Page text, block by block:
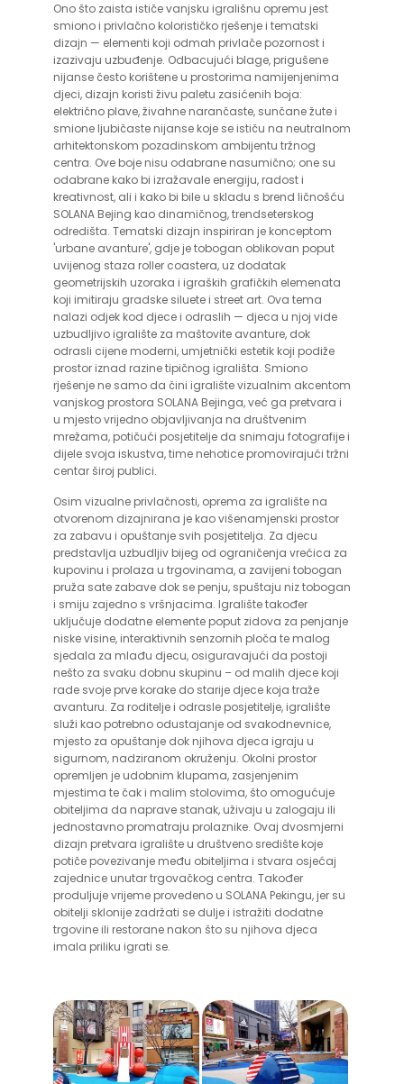
Ono što zaista ističe vanjsku igrališnu opremu jest
smiono i privlačno kolorističko rješenje i tematski
dizajn — elementi koji odmah privlače pozornost i
izazivaju uzbuđenje. Odbacujući blage, prigušene
nijanse često korištene u prostorima namijenjenima
djeci, dizajn koristi živu paletu zasićenih boja:
električno plave, živahne narančaste, sunčane žute i
smione ljubičaste nijanse koje se ističu na neutralnom
arhitektonskom pozadinskom ambijentu tržnog
centra. Ove boje nisu odabrane nasumično; one su
odabrane kako bi izražavale energiju, radost i
kreativnost, ali i kako bi bile u skladu s brend ličnošću
SOLANA Bejing kao dinamičnog, trendseterskog
odredišta. Tematski dizajn inspiriran je konceptom
'urbane avanture', gdje je tobogan oblikovan poput
uvijenog staza roller coastera, uz dodatak
geometrijskih uzoraka i igraških grafičkih elemenata
koji imitiraju gradske siluete i street art. Ova tema
nalazi odjek kod djece i odraslih — djeca u njoj vide
uzbudljivo igralište za maštovite avanture, dok
odrasli cijene moderni, umjetnički estetik koji podiže
prostor iznad razine tipičnog igrališta. Smiono
rješenje ne samo da čini igralište vizualnim akcentom
vanjskog prostora SOLANA Bejinga, već ga pretvara i
u mjesto vrijedno objavljivanja na društvenim
mrežama, potičući posjetitelje da snimaju fotografije i
dijele svoja iskustva, time nehotice promovirajući tržni
centar široj publici.
Osim vizualne privlačnosti, oprema za igralište na
otvorenom dizajnirana je kao višenamjenski prostor
za zabavu i opuštanje svih posjetitelja. Za djecu
predstavlja uzbudljiv bijeg od ograničenja vrećica za
kupovinu i prolaza u trgovinama, a zavijeni tobogan
pruža sate zabave dok se penju, spuštaju niz tobogan
i smiju zajedno s vršnjacima. Igralište također
uključuje dodatne elemente poput zidova za penjanje
niske visine, interaktivnih senzornih ploča te malog
sjedala za mlađu djecu, osiguravajući da postoji
nešto za svaku dobnu skupinu – od malih djece koji
rade svoje prve korake do starije djece koja traže
avanturu. Za roditelje i odrasle posjetitelje, igralište
služi kao potrebno odustajanje od svakodnevnice,
mjesto za opuštanje dok njihova djeca igraju u
sigurnom, nadziranom okruženju. Okolni prostor
opremljen je udobnim klupama, zasjenjenim
mjestima te čak i malim stolovima, što omogućuje
obiteljima da naprave stanak, uživaju u zalogaju ili
jednostavno promatraju prolaznike. Ovaj dvosmjerni
dizajn pretvara igralište u društveno središte koje
potiče povezivanje među obiteljima i stvara osjećaj
zajednice unutar trgovačkog centra. Također
produljuje vrijeme provedeno u SOLANA Pekingu, jer su
obitelji sklonije zadržati se dulje i istražiti dodatne
trgovine ili restorane nakon što su njihova djeca
imala priliku igrati se.